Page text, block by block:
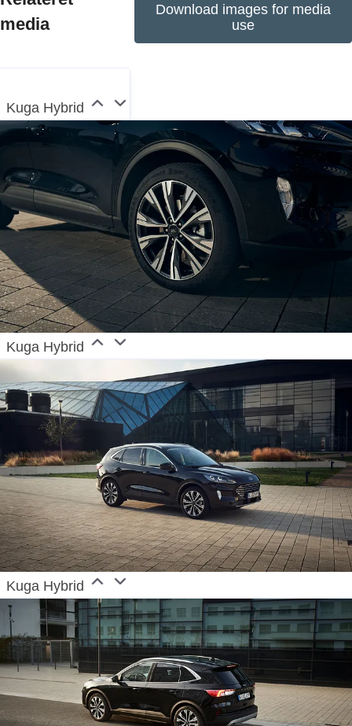
employees at its wholly owned facilities and
consolidated joint ventures and approximately
included. In addition to Ford Motor Credit Company,
Ford Europe operations include Ford Customer
Service Division and 14 manufacturing facilities (10
wholly owned facilities and four unconsolidated joint
venture facilities). The first Ford cars were shipped
to Europe in 1903 – the same year Ford Motor
Company was founded. European production
started in 1911.
media
Download images for media
use
Kuga Hybrid
Kuga Hybrid
Kuga Hybrid